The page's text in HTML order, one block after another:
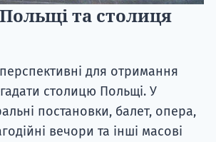
та столиця
для отримання
столицю Польщі. У
постановки, балет, опера,
вечори та інші масові